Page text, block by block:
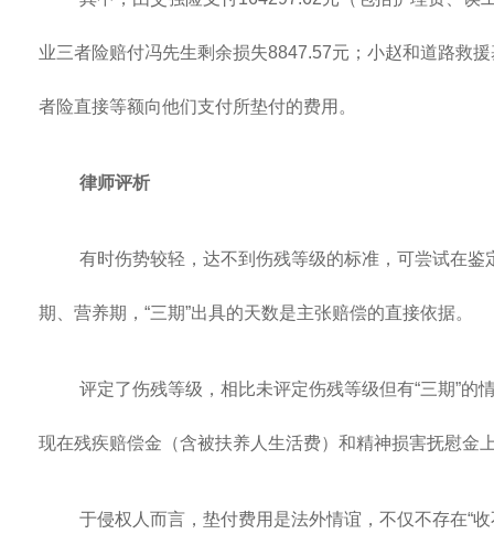
业三者险赔付冯先生剩余损失8847.57元；小赵和道路救
者险直接等额向他们支付所垫付的费用。
律师评析
有时伤势较轻，达不到伤残等级的标准，可尝试在鉴
期、营养期，“三期”出具的天数是主张赔偿的直接依据。
评定了伤残等级，相比未评定伤残等级但有“三期”的
现在残疾赔偿金（含被扶养人生活费）和精神损害抚慰金
于侵权人而言，垫付费用是法外情谊，不仅不存在“